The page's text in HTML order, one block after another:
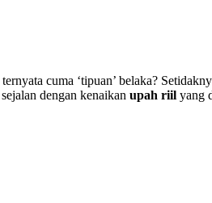
cuma ‘tipuan’ belaka?
dengan kenaikan upah riil yang